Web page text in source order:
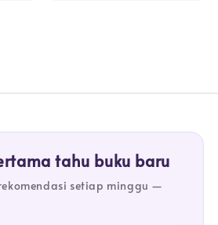
tahu buku baru
setiap minggu —